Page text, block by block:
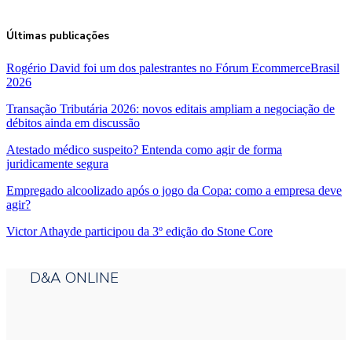
Últimas publicações
Rogério David foi um dos palestrantes no Fórum EcommerceBrasil
2026
Transação Tributária 2026: novos editais ampliam a negociação de
débitos ainda em discussão
Atestado médico suspeito? Entenda como agir de forma
juridicamente segura
Empregado alcoolizado após o jogo da Copa: como a empresa deve
agir?
Victor Athayde participou da 3º edição do Stone Core
D&A ONLINE